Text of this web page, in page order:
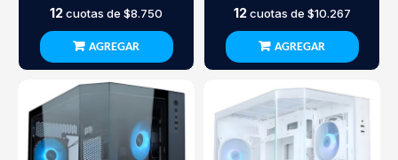
12cuotas de $8.750
AGREGAR
12cuotas de $10.267
AGREGAR